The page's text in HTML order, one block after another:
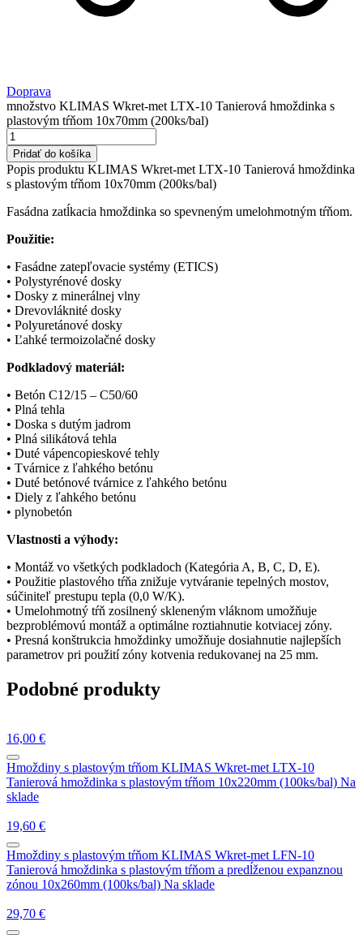
Doprava
množstvo KLIMAS Wkret-met LTX-10 Tanierová hmoždinka s
plastovým tŕňom 10x70mm (200ks/bal)
Pridať do košíka
Popis produktu KLIMAS Wkret-met LTX-10 Tanierová hmoždinka
s plastovým tŕňom 10x70mm (200ks/bal)
Fasádna zatĺkacia hmoždinka so spevneným umelohmotným tŕňom.
Použitie:
• Fasádne zatepľovacie systémy (ETICS)
• Polystyrénové dosky
• Dosky z minerálnej vlny
• Drevovláknité dosky
• Polyuretánové dosky
• Ľahké termoizolačné dosky
Podkladový materiál:
• Betón C12/15 – C50/60
• Plná tehla
• Doska s dutým jadrom
• Plná silikátová tehla
• Duté vápencopieskové tehly
• Tvárnice z ľahkého betónu
• Duté betónové tvárnice z ľahkého betónu
• Diely z ľahkého betónu
• plynobetón
Vlastnosti a výhody:
• Montáž vo všetkých podkladoch (Kategória A, B, C, D, E).
• Použitie plastového tŕňa znižuje vytváranie tepelných mostov,
súčiniteľ prestupu tepla (0,0 W/K).
• Umelohmotný tŕň zosilnený skleneným vláknom umožňuje
bezproblémovú montáž a optimálne roztiahnutie kotviacej zóny.
• Presná konštrukcia hmoždinky umožňuje dosiahnutie najlepších
parametrov pri použití zóny kotvenia redukovanej na 25 mm.
Podobné produkty
16,00 €
Hmoždiny s plastovým tŕňom KLIMAS Wkret-met LTX-10
Tanierová hmoždinka s plastovým tŕňom 10x220mm (100ks/bal) Na
sklade
19,60 €
Hmoždiny s plastovým tŕňom KLIMAS Wkret-met LFN-10
Tanierová hmoždinka s plastovým tŕňom a predĺženou expanznou
zónou 10x260mm (100ks/bal) Na sklade
29,70 €